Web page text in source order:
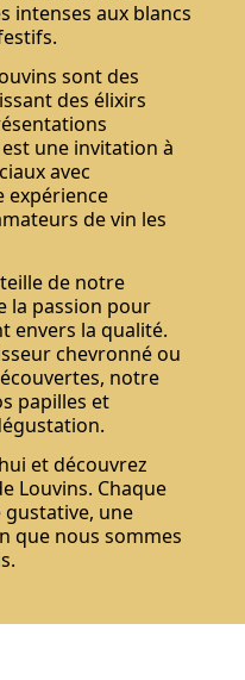
intenses aux blancs
sont des
des élixirs
une invitation à
avec
expérience
de vin les
de notre
la passion pour
envers la qualité.
chevronné ou
notre
papilles et
et découvrez
Louvins. Chaque
une
que nous sommes